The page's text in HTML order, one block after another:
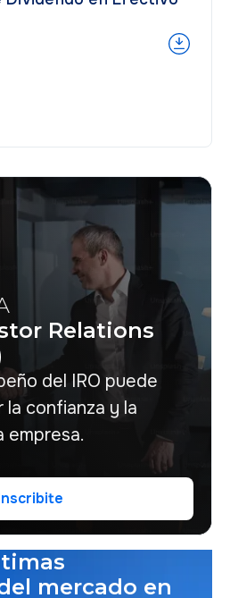
Relations
del IRO puede
la confianza y la
empresa.
mercado en